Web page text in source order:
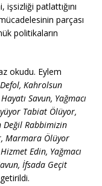
işsizliği patlattığını
parçası
politikaların
okudu. Eylem
Kahrolsun
Savun, Yağmacı
Tabiat Ölüyor,
Değil Rabbimizin
Marmara Ölüyor
Edin, Yağmacı
İfsada Geçit